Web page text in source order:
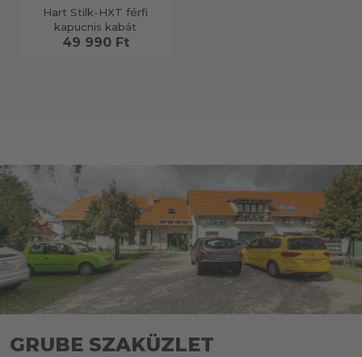
Hart Stilk-HXT férfi
kapucnis kabát
49 990 Ft
GRUBE SZAKÜZLET